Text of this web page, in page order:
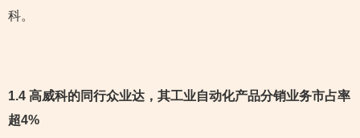
科。
1.4 高威科的同行众业达，其工业自动化产品分销业务市占率
超4%